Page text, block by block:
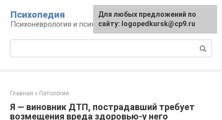
контенту
Психопедия
Психоневрология и психиатрия
Главная » Патологии
Я — виновник ДТП, пострадавший требует
возмещения вреда здоровью-у него
Для любых предложений по
сайту: logopedkursk@cp9.ru